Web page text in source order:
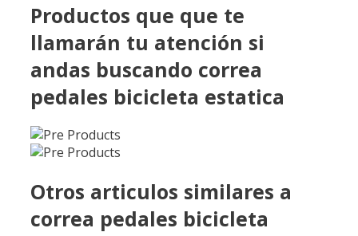
Productos que que te
llamarán tu atención si
andas buscando correa
pedales bicicleta estatica
Otros articulos similares a
correa pedales bicicleta